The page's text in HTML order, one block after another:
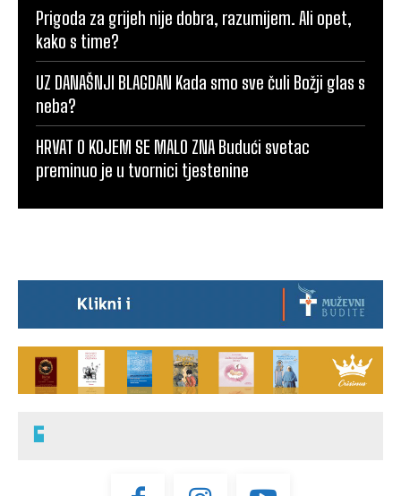
Prigoda za grijeh nije dobra, razumijem. Ali opet,
kako s time?
UZ DANAŠNJI BLAGDAN Kada smo sve čuli Božji glas s
neba?
HRVAT O KOJEM SE MALO ZNA Budući svetac
preminuo je u tvornici tjestenine